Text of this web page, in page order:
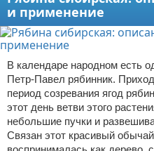
и применение
В календаре народном есть
Петр-Павел рябинник.
период созревания ягод
этот день ветви этого
небольшие пучки и
Связан этот красивый